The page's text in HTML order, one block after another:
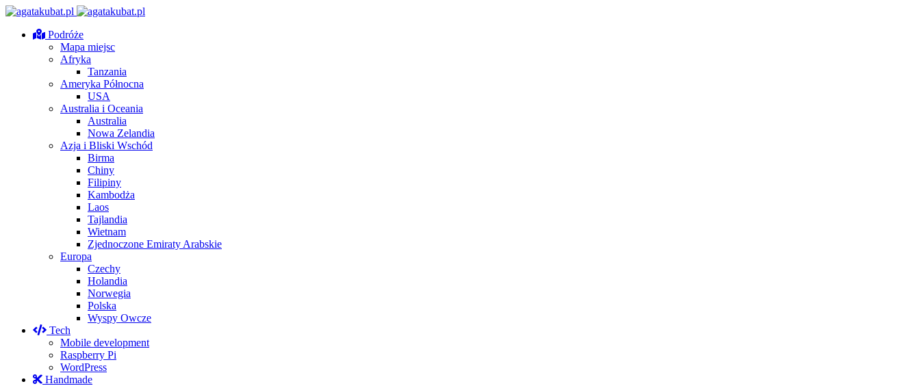
Podróże
Mapa miejsc
Afryka
Tanzania
Ameryka Północna
USA
Australia i Oceania
Australia
Nowa Zelandia
Azja i Bliski Wschód
Birma
Chiny
Filipiny
Kambodża
Laos
Tajlandia
Wietnam
Zjednoczone Emiraty Arabskie
Europa
Czechy
Holandia
Norwegia
Polska
Wyspy Owcze
Tech
Mobile development
Raspberry Pi
WordPress
Handmade